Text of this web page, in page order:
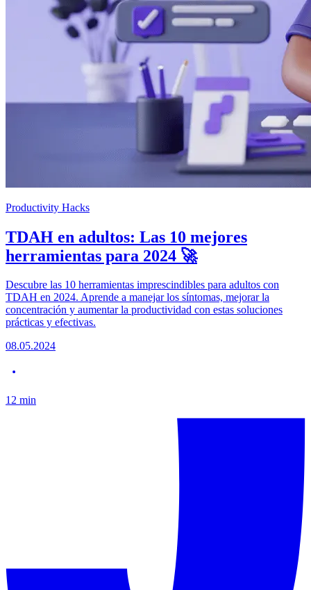
Productivity Hacks
TDAH en adultos: Las 10 mejores
herramientas para 2024 🚀
Descubre las 10 herramientas imprescindibles para adultos con
TDAH en 2024. Aprende a manejar los síntomas, mejorar la
concentración y aumentar la productividad con estas soluciones
prácticas y efectivas.
08.05.2024
12 min